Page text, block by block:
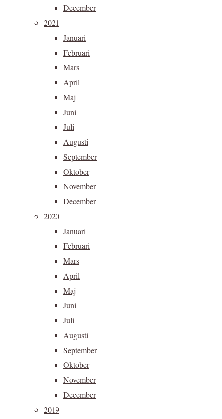
December
2021
Januari
Februari
Mars
April
Maj
Juni
Juli
Augusti
September
Oktober
November
December
2020
Januari
Februari
Mars
April
Maj
Juni
Juli
Augusti
September
Oktober
November
December
2019